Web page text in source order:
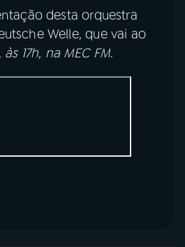
desta orquestra
Welle, que vai ao
17h, na MEC FM.